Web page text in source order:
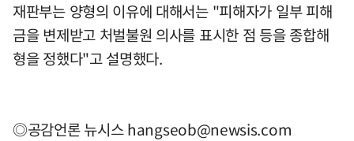
재판부는 양형의 이유에 대해서는 "피해자가 일부 피해
금을 변제받고 처벌불원 의사를 표시한 점 등을 종합해
형을 정했다"고 설명했다.
◎공감언론 뉴시스hangseob@newsis.com